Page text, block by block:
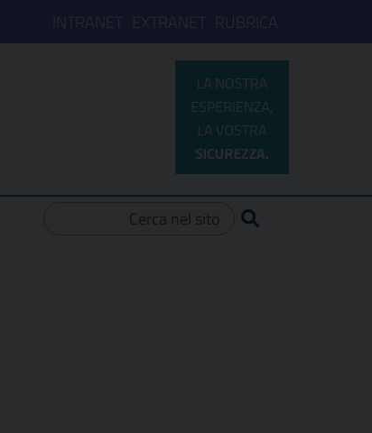
INTRANET EXTRANET RUBRICA